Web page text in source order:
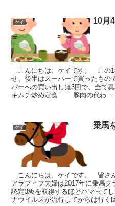
ケイ 10月
こんにちは、ケイです。 この1
せ、後半はスーパーで買ったもの
パーへの買い出しは3回で、全て
キムチ炒め定食 豚肉の代わ...
ケイ 乗馬
こんにちは、ケイです。 皆さ
アラフィフ夫婦は2017年に乗馬
認定3級を取得するほどハマって
ナウイルスが流行してからは行く